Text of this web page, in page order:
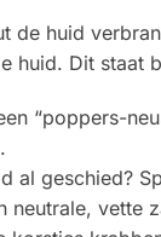
de huid
huid. Dit staat
“poppers-
al geschied?
neutrale, vette